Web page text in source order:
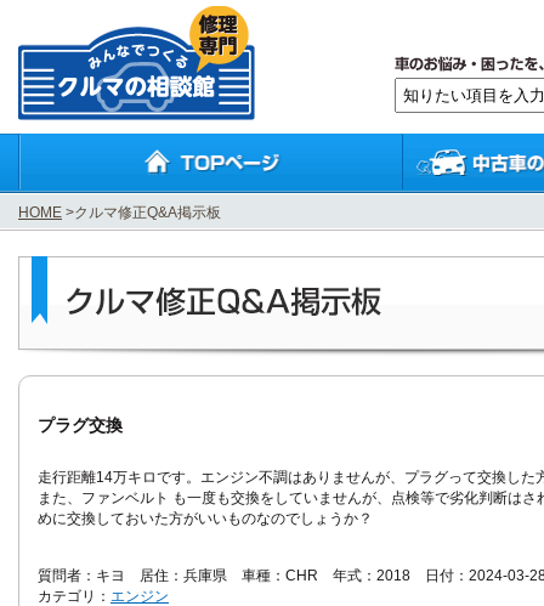
HOME >クルマ修正Q&A掲示板
プラグ交換
走行距離14万キロです。エンジン不調はありませんが、プラグって交換した
また、ファンベルト も一度も交換をしていませんが、点検等で劣化判断はさ
めに交換しておいた方がいいものなのでしょうか？
質問者：キヨ 居住：兵庫県 車種：CHR 年式：2018 日付：2024-03-
カテゴリ： エンジン